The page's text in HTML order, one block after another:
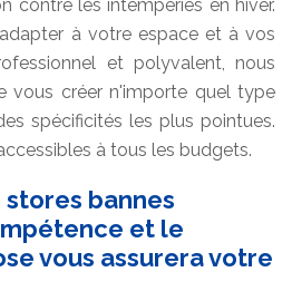
contre les intempéries en hiver.
à votre espace et à vos
et polyvalent, nous
vous créer n'importe quel type
spécificités les plus pointues.
à tous les budgets.
bannes
et le
vous assurera votre